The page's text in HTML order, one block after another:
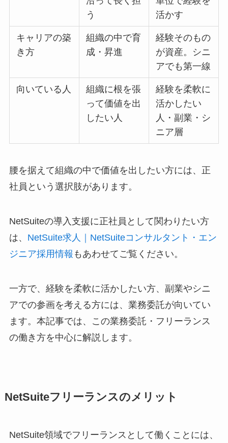
う
活かす
キャリアの築
き方
組織の中で育
成・昇進
経験そのもの
が資産。シニ
アでも第一線
向いている人
組織に根を張
って価値を出
したい人
経験を柔軟に
活かしたい
人・副業・シ
ニア層
腰を据えて組織の中で価値を出したい方には、正
社員という選択肢があります。
NetSuiteの導入支援に正社員として関わりたい方
は、 NetSuite求人｜NetSuiteコンサルタント・エン
ジニア採用情報 もあわせてご覧ください。
一方で、経験を柔軟に活かしたい方、副業やシニ
アでの参画を考える方には、業務委託が向いてい
ます。本記事では、この業務委託・フリーランス
の働き方を中心に解説します。
NetSuiteフリーランスのメリット
NetSuite領域でフリーランスとして働くことには、